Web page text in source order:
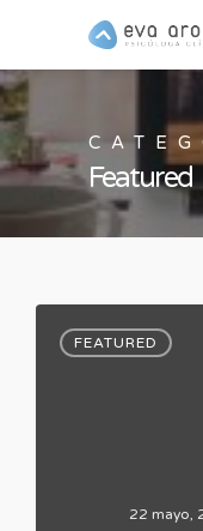
Featured
FEATURED
22 mayo,